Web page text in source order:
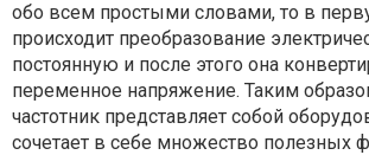
обо всем простыми словами, то в
происходит преобразование
постоянную и после этого она
переменное напряжение. Таким
частотник представляет собой
сочетает в себе множество полезных